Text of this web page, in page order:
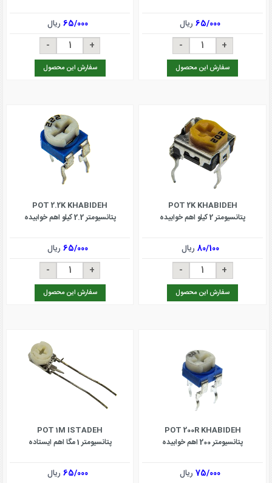
65/000ریال
سفارش این محصول
65/000 ریال
سفارش این محصول
POT 2K KHABIDEH
پتانسیومتر 2 کیلو اهم خوابیده
80/100 ریال
سفارش این محصول
POT 2.2K KHABIDEH
پتانسیومتر 2.2 کیلو اهم خوابیده
65/000 ریال
سفارش این محصول
POT 200R KHABIDEH
پتانسیومتر 200 اهم خوابیده
75/000ریال
POT 1M ISTADEH
پتانسیومتر 1 مگا اهم ایستاده
65/000 ریال